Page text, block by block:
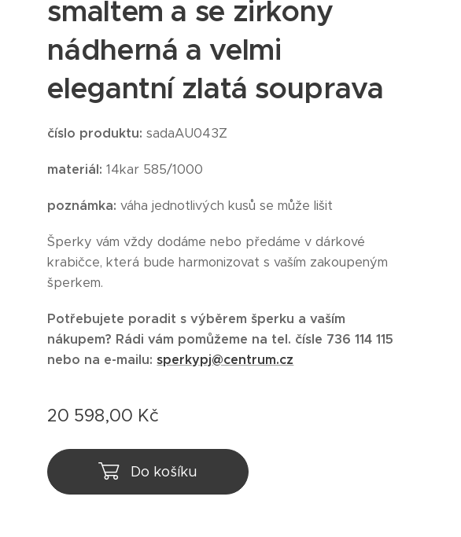
smaltem a se zirkony
nádherná a velmi
elegantní zlatá souprava
číslo produktu:sadaAU043Z
materiál:14kar 585/1000
poznámka: váha jednotlivých kusů se může lišit
Šperky vám vždy dodáme nebo předáme v dárkové
krabičce, která bude harmonizovat s vaším zakoupeným
šperkem.
Potřebujete poradit s výběrem šperku a vaším
nákupem? Rádi vám pomůžeme na tel. čísle 736 114 115
nebo na e-mailu:sperkypj@centrum.cz
20 598,00 Kč
Do košíku